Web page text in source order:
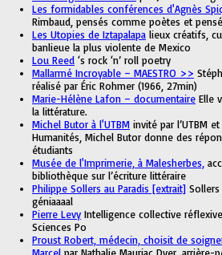
Les formidables conférences d'Agnès
Rimbaud, pensés comme poètes et
Les Utopies de Iztapalapa lieux créatifs,
banlieue la plus violente de Mexico
Lou Reed ‘s rock ‘n’ roll poetry
Mallarmé Incroyable – MAESTRO >>
réalisé par Éric Rohmer (1966, 27min)
Marie-Hélène Lafon – documentaire Elle
la littérature.
Michel Butor à l'UTBM invité par l’UTBM
Humanités, Michel Butor donne des
étudiants
Musée de l'Imprimerie, à Malesherbes,
bibliothèque sur l’écriture littéraire
Philippe Sollers au Paradis [extrait]
géniaaaal
Pierre Levy Intelligence collective
Sciences Po
Proust Robert, médecin, choisit de